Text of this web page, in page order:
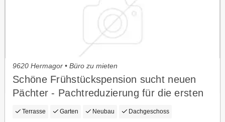
9620 Hermagor • Büro zu mieten
Schöne Frühstückspension sucht neuen
Pächter - Pachtreduzierung für die ersten
Saison !
Terrasse Garten Neubau Dachgeschoss